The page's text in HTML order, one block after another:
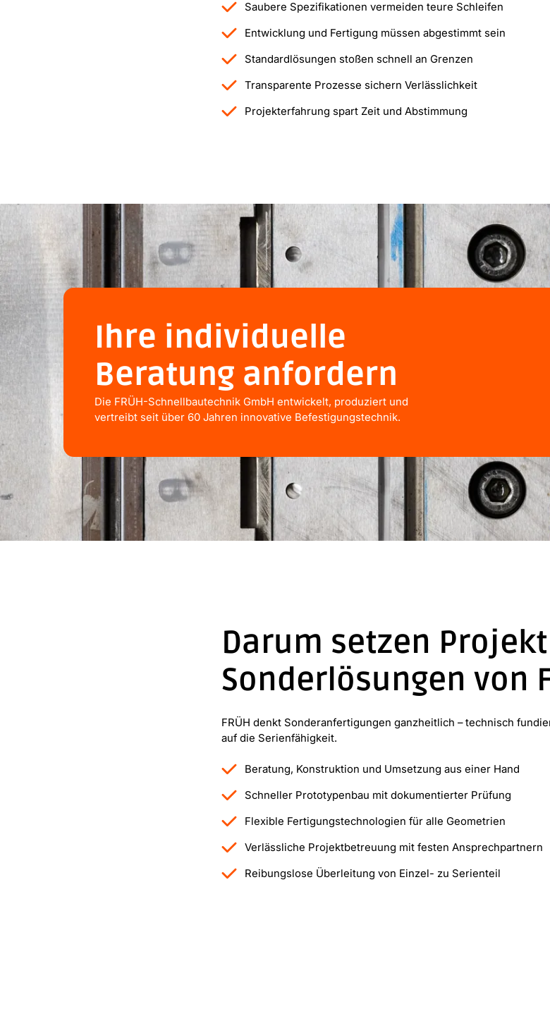
Saubere Spezifikationen vermeiden teure Schleifen
Entwicklung und Fertigung müssen abgestimmt sein
Standardlösungen stoßen schnell an Grenzen
Transparente Prozesse sichern Verlässlichkeit
Projekterfahrung spart Zeit und Abstimmung
Ihre individuelle
Beratung anfordern
Die FRÜH-Schnellbautechnik GmbH entwickelt, produziert und
vertreibt seit über 60 Jahren innovative Befestigungstechnik.
Darum setzen
Sonderlösungen von
FRÜH denkt Sonderanfertigungen ganzheitlich – technisch
auf die Serienfähigkeit.
Beratung, Konstruktion und Umsetzung aus einer Hand
Schneller Prototypenbau mit dokumentierter Prüfung
Flexible Fertigungstechnologien für alle Geometrien
Verlässliche Projektbetreuung mit festen Ansprechpartnern
Reibungslose Überleitung von Einzel- zu Serienteil